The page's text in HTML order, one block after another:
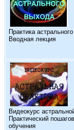
Практика
Вводная лекция
Видеокурс
Практический
обучения